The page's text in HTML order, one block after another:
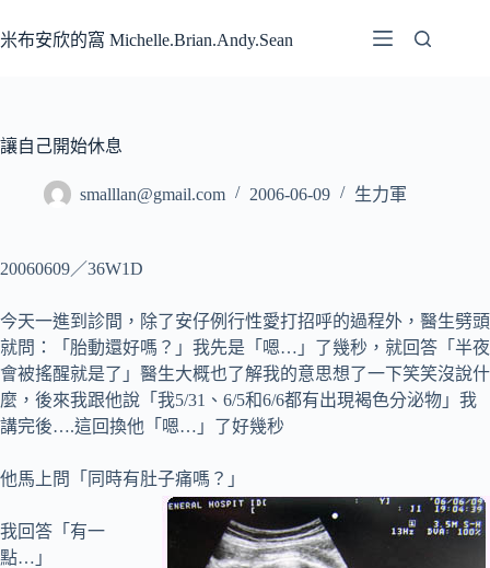
至
容
米布安欣的窩 Michelle.Brian.Andy.Sean
讓自己開始休息
smalllan@gmail.com 2006-06-09 生力軍
20060609／36W1D
今天一進到診間，除了安仔例行性愛打招呼的過程外，醫生劈頭
就問：「胎動還好嗎？」我先是「嗯…」了幾秒，就回答「半夜
會被搖醒就是了」醫生大概也了解我的意思想了一下笑笑沒說什
麼，後來我跟他說「我5/31、6/5和6/6都有出現褐色分泌物」我
講完後….這回換他「嗯…」了好幾秒
他馬上問「同時有肚子痛嗎？」
我回答「有一
點…」